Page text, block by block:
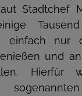
Stadtchef
einfach nur
und
Hierfür